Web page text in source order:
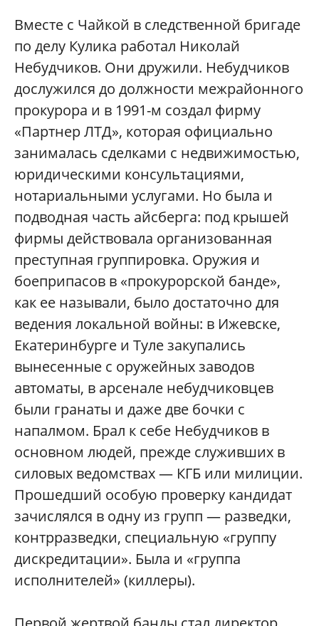
Вместе с Чайкой в следственной бригаде
по делу Кулика работал Николай
Небудчиков. Они дружили. Небудчиков
дослужился до должности межрайонного
прокурора и в 1991-м создал фирму
«Партнер ЛТД», которая официально
занималась сделками с недвижимостью,
юридическими консультациями,
нотариальными услугами. Но была и
подводная часть айсберга: под крышей
фирмы действовала организованная
преступная группировка. Оружия и
боеприпасов в «прокурорской банде»,
как ее называли, было достаточно для
ведения локальной войны: в Ижевске,
Екатеринбурге и Туле закупались
вынесенные с оружейных заводов
автоматы, в арсенале небудчиковцев
были гранаты и даже две бочки с
напалмом. Брал к себе Небудчиков в
основном людей, прежде служивших в
силовых ведомствах — КГБ или милиции.
Прошедший особую проверку кандидат
зачислялся в одну из групп — разведки,
контрразведки, специальную «группу
дискредитации». Была и «группа
исполнителей» (киллеры).